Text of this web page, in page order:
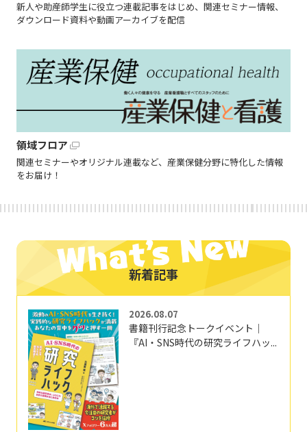
新人や助産師学生に役立つ連載記事をはじめ、関連セミナー情報、
ダウンロード資料や動画アーカイブを配信
領域フロア
関連セミナーやオリジナル連載など、産業保健分野に特化した情報
をお届け！
新着記事
2026.08.07
書籍刊行記念トークイベント｜
『AI・SNS時代の研究ライフハッ...